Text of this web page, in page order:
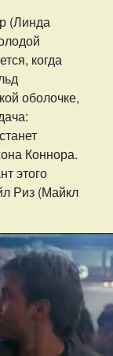
(Линда
когда
оболочке,
Коннора.
этого
Риз (Майкл